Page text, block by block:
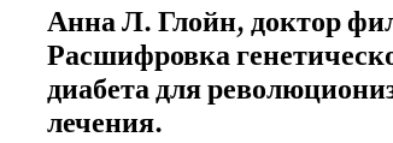
Анна Л. Глойн, доктор
Расшифровка
диабета для
лечения.